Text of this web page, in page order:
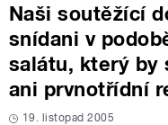
Naši soutěžící
snídani v
salátu, který by
ani prvnotřídní
19. listopad 2005